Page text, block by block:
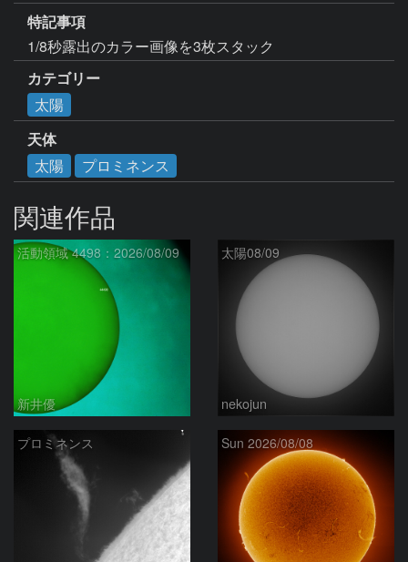
特記事項
1/8秒露出のカラー画像を3枚スタック
カテゴリー
太陽
天体
太陽
プロミネンス
関連作品
活動領域 4498：2026/08/09
新井優
太陽08/09
nekojun
プロミネンス Sun 2026/08/08